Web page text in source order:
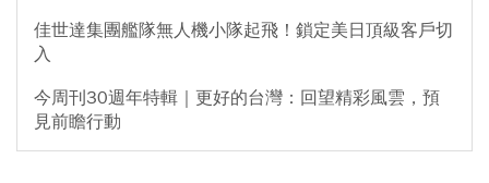
佳世達集團艦隊無人機小隊起飛！鎖定美日頂級客戶切
入
今周刊30週年特輯｜更好的台灣：回望精彩風雲，預
見前瞻行動